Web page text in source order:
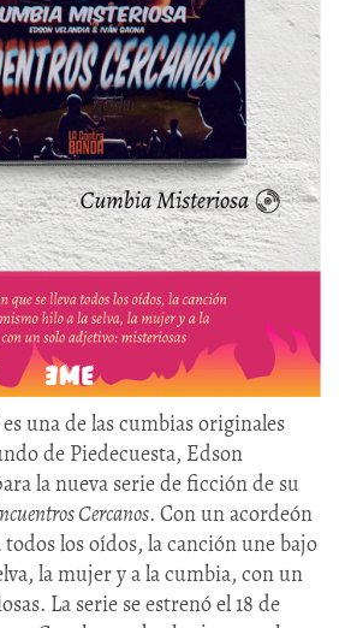
una de las cumbias originales
de Piedecuesta, Edson
la nueva serie de ficción de su
Cercanos. Con un acordeón
todos los oídos, la canción une bajo
la mujer y a la cumbia, con un
La serie se estrenó el 18 de